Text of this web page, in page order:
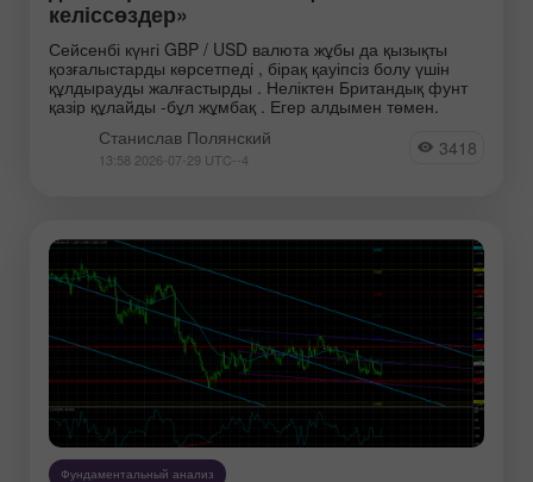
РџРѕР»СЏРЅСЃРєРёР№
РЎС‚Р°РЅРёСЃР»Р°РІ
РњР°РіРґР°Р»РёРЅРёРЅ
РњР°РєСЃРёРј
келіссөздер»
Сейсенбі күнгі GBP / USD валюта жұбы да қызықты
қозғалыстарды көрсетпеді , бірақ қауіпсіз болу үшін
құлдырауды жалғастырды . Неліктен Британдық фунт
қазір құлайды -бұл жұмбақ . Егер алдымен төмен.
Станислав Полянский
13:58 2026-07-29 UTC--4 3418
Фундаментальный анализ